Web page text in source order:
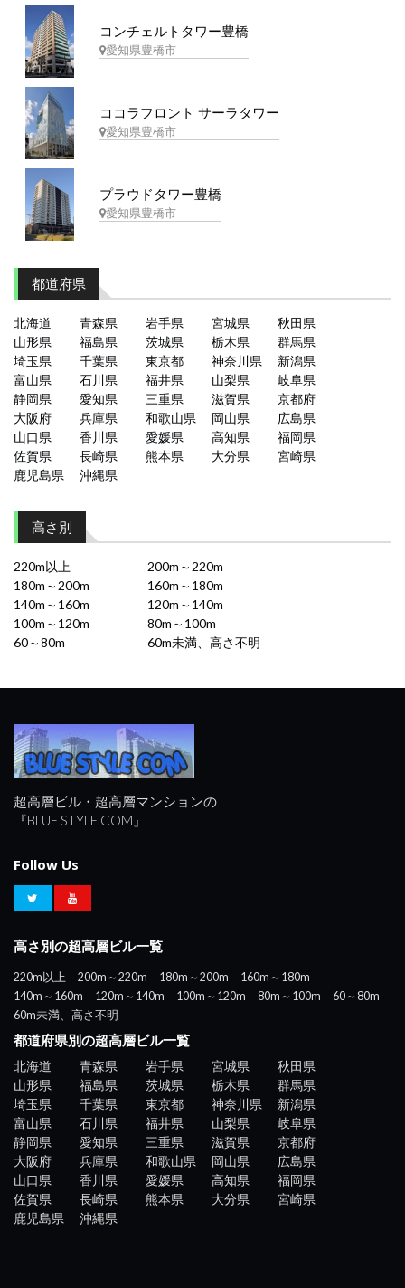
コンチェルトタワー豊橋
愛知県豊橋市
ココラフロント サーラタワー
愛知県豊橋市
プラウドタワー豊橋
愛知県豊橋市
都道府県
北海道 青森県 岩手県 宮城県
秋田県
山形県
福島県 茨城県 栃木県
群馬県
埼玉県
千葉県 東京都 神奈川県
新潟県
富山県
石川県 福井県 山梨県
岐阜県
静岡県
愛知県 三重県 滋賀県
京都府
大阪府
兵庫県 和歌山県 岡山県
広島県
山口県
香川県 愛媛県 高知県
福岡県
佐賀県
長崎県 熊本県 大分県
宮崎県
鹿児島県
沖縄県
高さ別
220m以上
200m～220m
180m～200m
160m～180m
140m～160m
120m～140m
100m～120m
80m～100m
60～80m
60m未満、高さ不明
超高層ビル・超高層マンションの
『BLUE STYLE COM』
Follow Us
高さ別の超高層ビル一覧
220m以上 200m～220m 180m～200m
160m～180m
140m～160m
120m～140m 100m～120m 80m～100m
60～80m
60m未満、高さ不明
都道府県別の超高層ビル一覧
北海道 青森県 岩手県 宮城県
秋田県
山形県
福島県 茨城県 栃木県
群馬県
埼玉県
千葉県 東京都 神奈川県
新潟県
富山県
石川県 福井県 山梨県
岐阜県
静岡県
愛知県 三重県 滋賀県
京都府
大阪府
兵庫県 和歌山県 岡山県
広島県
山口県
香川県 愛媛県 高知県
福岡県
佐賀県
長崎県 熊本県 大分県
宮崎県
鹿児島県
沖縄県